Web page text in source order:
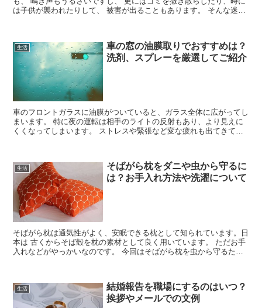
は子供が襲われたりして、 被害が出ることもあります。 そんな迷惑
生活
車の窓の油膜取りでおすすめは？
洗剤、スプレーを厳選してご紹介
車のフロントガラスに油膜がついていると、ガラス全体に広がってし
まいます。 特に夜の運転は相手のライトの反射もあり、より見えに
くくなってしまいます。 ストレスや緊張など変な疲れも出てきてし
生活
そばがら枕をダニや虫から守るに
は？お手入れ方法や洗濯について
そばがら枕は通気性がよく、安眠できる枕として知られています。日
本は 古くからそば殻を枕の素材として良く用いています。 ただお手
入れなどがやっかいなのです。 今回はそばがら枕を虫から守るため
生活
結婚報告を職場にするのはいつ？
挨拶やメールでの文例